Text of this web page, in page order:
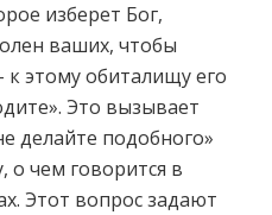
изберет Бог,
ваших, чтобы
этому обиталищу его
Это вызывает
делайте подобного»
о чем говорится в
Этот вопрос задают